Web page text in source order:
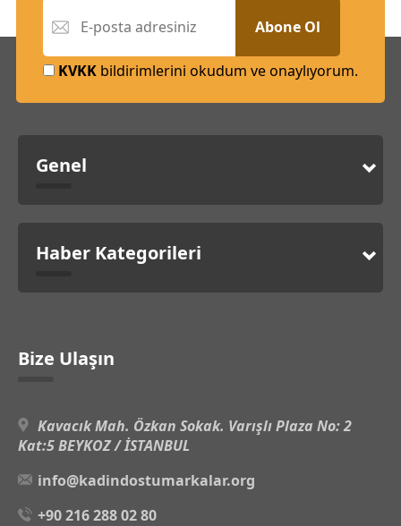
Abone Ol
KVKK bildirimlerini okudum ve onaylıyorum.
Genel
Haber Kategorileri
Bize Ulaşın
Kavacık Mah. Özkan Sokak. Varışlı Plaza No: 2
Kat:5 BEYKOZ / İSTANBUL
info@kadindostumarkalar.org
+90 216 288 02 80